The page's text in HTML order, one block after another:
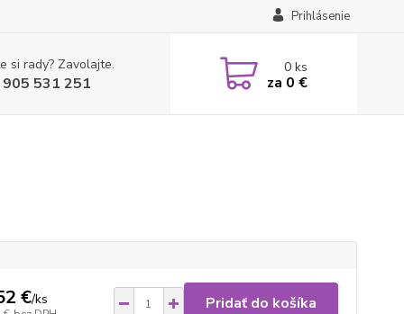
Prihlásenie
si rady? Zavolajte.
531 251
0ks
za 0 €
€/ks Pridať do košíka